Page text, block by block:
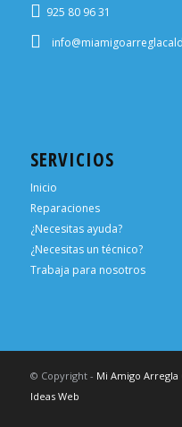
925 80 96 31
SERVICIOS
Inicio
Reparaciones
¿Necesitas ayuda?
¿Necesitas un técnico?
Trabaja para nosotros
© Copyright - Mi Amigo Arregla
Ideas Web